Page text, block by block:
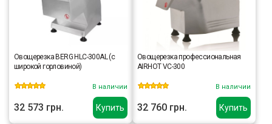
Купить
Овощерезка BERG HLC-300AL (с
широкой горловиной)
В наличии
32 573 грн. Купить
Овощерезка профессиональная
AIRHOT VC-300
В наличии
32 760 грн.